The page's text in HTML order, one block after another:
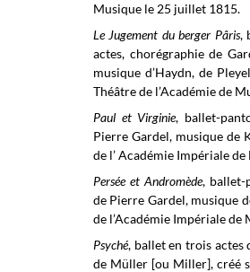
Musique le 25 juillet 1815.
Le Jugement du berger Pâris,
actes, chorégraphie de
musique d’Haydn, de
Théâtre de l’Académie de
Paul et Virginie, ballet-
Pierre Gardel, musique de
de l’Académie Impériale de
Persée et Andromède, ballet-
de Pierre Gardel, musique
de l’Académie Impériale de
Psyché, ballet en trois actes
de Müller [ou Miller], créé